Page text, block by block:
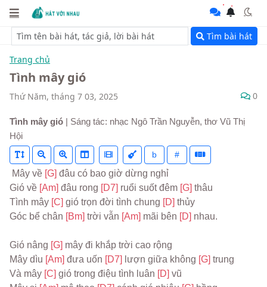
Tìm bài hát
Trang chủ
Tình mây gió
Thứ Năm, tháng 7 03, 2025 0
Tình mây gió | Sáng tác: nhạc Ngô Trần Nguyễn, thơ Vũ Thị
Hội
b #
Mây về [G] đâu có bao giờ dừng nghỉ
Gió về [Am] đâu rong [D7] ruổi suốt đêm [G] thâu
Tình mây [C] gió trọn đời tình chung [D] thủy
Góc bể chân [Bm] trời vẫn [Am] mãi bên [D] nhau.
Gió nâng [G] mây đi khắp trời cao rộng
Mây dìu [Am] đưa uốn [D7] lượn giữa không [G] trung
Và mây [C] gió trong điệu tình luân [D] vũ